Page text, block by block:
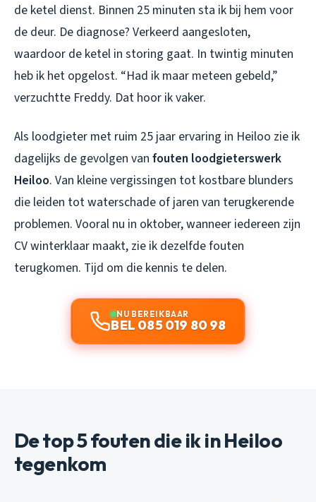
de ketel dienst. Binnen 25 minuten sta ik bij hem voor
de deur. De diagnose? Verkeerd aangesloten,
waardoor de ketel in storing gaat. In twintig minuten
heb ik het opgelost. “Had ik maar meteen gebeld,”
verzuchtte Freddy. Dat hoor ik vaker.
Als loodgieter met ruim 25 jaar ervaring in Heiloo zie ik
dagelijks de gevolgen van fouten loodgieterswerk
Heiloo. Van kleine vergissingen tot kostbare blunders
die leiden tot waterschade of jaren van terugkerende
problemen. Vooral nu in oktober, wanneer iedereen zijn
CV winterklaar maakt, zie ik dezelfde fouten
terugkomen. Tijd om die kennis te delen.
NU BEREIKBAAR
BEL 085 019 80 98
De top 5 fouten die ik in Heiloo
tegenkom